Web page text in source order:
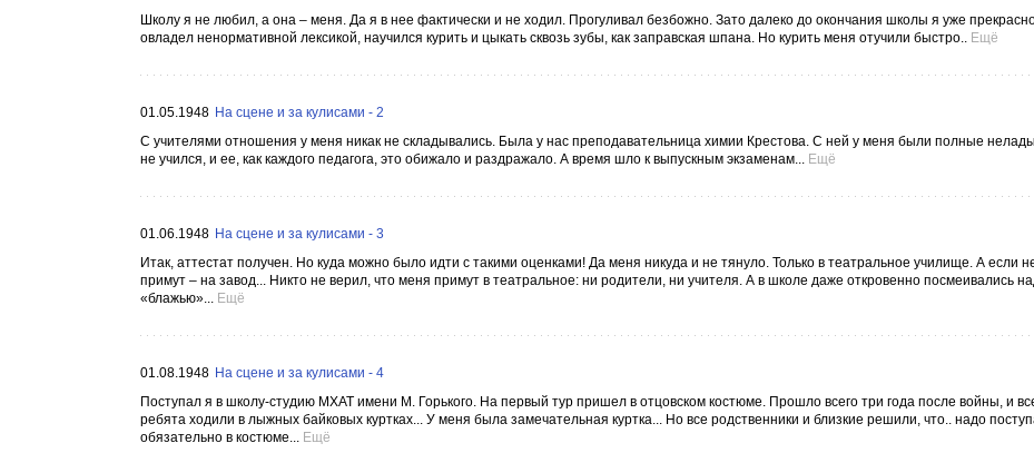
Школу я не любил, а она – меня. Да я в нее фактически и не ходил. Прогуливал безбожно. Зато далеко до окончания школы я уже
овладел ненормативной лексикой, научился курить и цыкать сквозь зубы, как заправская шпана. Но курить меня отучили быстро.. Ещё
01.05.1948 На сцене и за кулисами - 2
С учителями отношения у меня никак не складывались. Была у нас преподавательница химии Крестова. С ней у меня были полные
не учился, и ее, как каждого педагога, это обижало и раздражало. А время шло к выпускным экзаменам... Ещё
01.06.1948 На сцене и за кулисами - 3
Итак, аттестат получен. Но куда можно было идти с такими оценками! Да меня никуда и не тянуло. Только в театральное училище. А если
примут – на завод... Никто не верил, что меня примут в театральное: ни родители, ни учителя. А в школе даже откровенно посмеивались
«блажью»... Ещё
01.08.1948 На сцене и за кулисами - 4
Поступал я в школу-студию МХАТ имени М. Горького. На первый тур пришел в отцовском костюме. Прошло всего три года после войны, и
ребята ходили в лыжных байковых куртках... У меня была замечательная куртка... Но все родственники и близкие решили, что.. надо
обязательно в костюме... Ещё